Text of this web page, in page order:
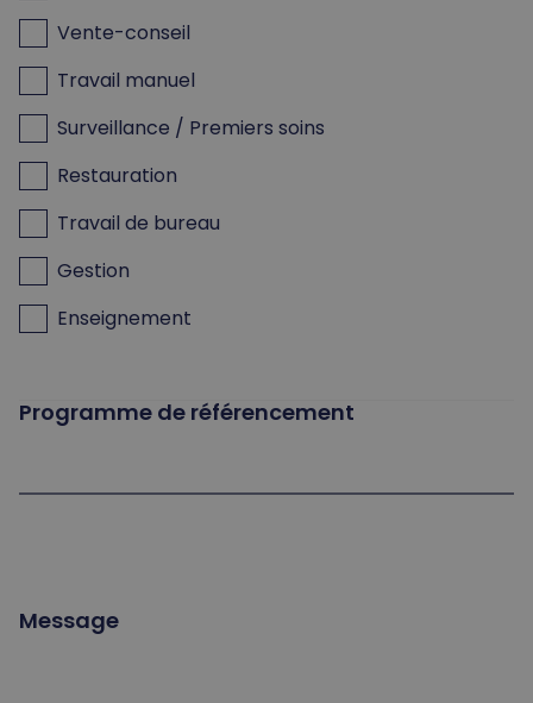
Vente-conseil
Travail manuel
Surveillance / Premiers soins
Restauration
Travail de bureau
Gestion
Enseignement
Programme de référencement
Message